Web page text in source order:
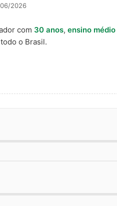
2026
com 30 anos, ensino
o Brasil.